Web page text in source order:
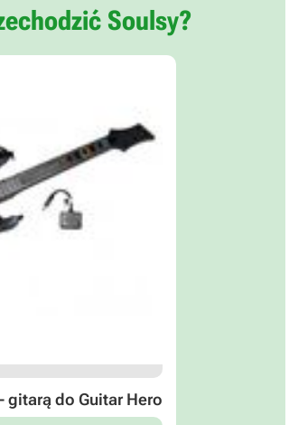
Soulsy?
do Guitar Hero